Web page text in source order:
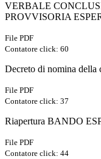
VERBALE
PROVVISORIA
File PDF
Contatore click: 60
Decreto di nomina della
File PDF
Contatore click: 37
Riapertura BANDO
File PDF
Contatore click: 44